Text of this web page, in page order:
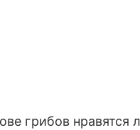
грибов